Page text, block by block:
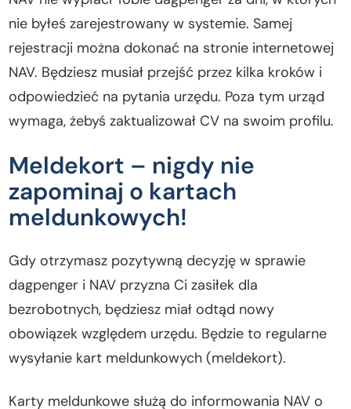
nie byłeś zarejestrowany w systemie. Samej
rejestracji można dokonać na stronie internetowej
NAV. Będziesz musiał przejść przez kilka kroków i
odpowiedzieć na pytania urzędu. Poza tym urząd
wymaga, żebyś zaktualizował CV na swoim profilu.
Meldekort – nigdy nie
zapominaj o kartach
meldunkowych!
Gdy otrzymasz pozytywną decyzję w sprawie
dagpenger i NAV przyzna Ci zasiłek dla
bezrobotnych, będziesz miał odtąd nowy
obowiązek względem urzędu. Będzie to regularne
wysyłanie kart meldunkowych (meldekort).
Karty meldunkowe służą do informowania NAV o